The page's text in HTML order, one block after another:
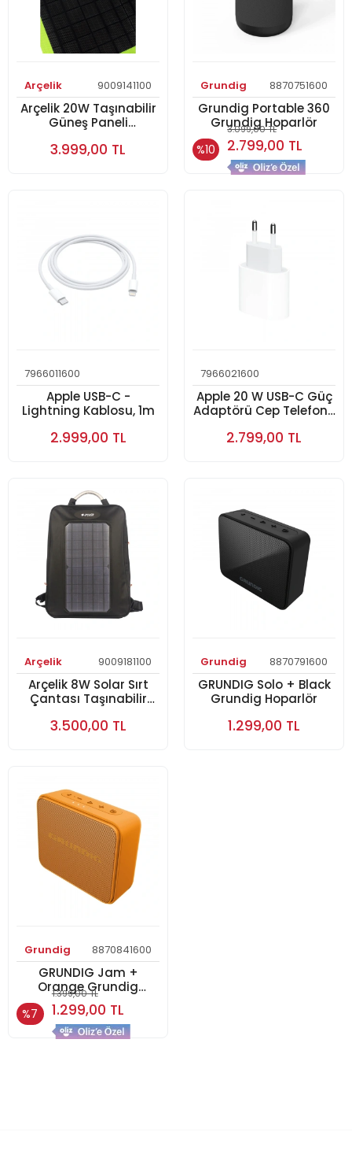
Arçelik 9009141100
Arçelik 20W Taşınabilir
Güneş Paneli
Paneli
3.999,00 TL
Grundig 8870751600
Grundig Portable 360
Grundig Hoparlör
%10
3.099,00 TL
2.799,00 TL
7966011600
Apple USB-C -
Lightning Kablosu, 1m
2.999,00 TL
7966021600
Apple 20 W USB-C Güç
Adaptörü Cep Telefonu
2.799,00 TL
Arçelik 9009181100
Arçelik 8W Solar Sırt
Çantası Taşınabilir
3.500,00 TL
Grundig 8870791600
GRUNDIG Solo + Black
Grundig Hoparlör
1.299,00 TL
Grundig 8870841600
GRUNDIG Jam +
Orange Grundig
Hoparlör
%7
1.399,00 TL
1.299,00 TL